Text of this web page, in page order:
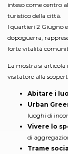
inteso come centro
turistico della città.
I quartieri 2 Giugno
dopoguerra,
forte vitalità
La mostra si articola
visitatore alla
Abitare i
Urban
luoghi di
Vivere lo
di
Trame